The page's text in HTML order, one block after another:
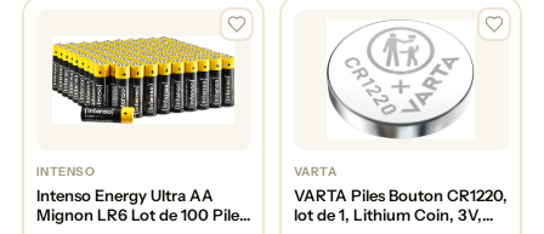
INTENSO
Intenso Energy Ultra AA
Mignon LR6 Lot de 100 Piles
VARTA
VARTA Piles Bouton CR1220,
lot de 1, Lithium Coin, 3V,